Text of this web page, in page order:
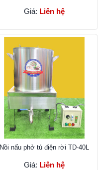
Giá: Liên hệ
Nồi nấu phở tủ điện rời TD-40L
Giá: Liên hệ